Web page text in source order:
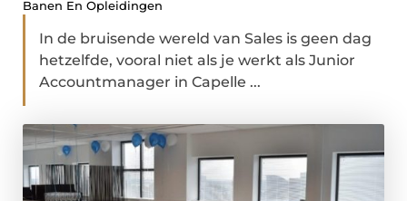
Banen En Opleidingen
In de bruisende wereld van Sales is geen dag
hetzelfde, vooral niet als je werkt als Junior
Accountmanager in Capelle ...